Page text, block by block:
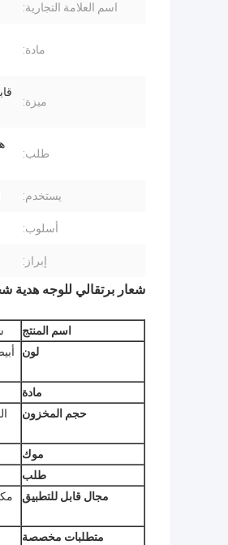
اسم العلامة التجارية:
مادة:
ميزة:
طلب:
يستخدم:
أسلوب:
إبراز:
شعار برتقالي للوجه
اسم المنتج
لون
مادة
حجم المخزون
موك
طلب
مجال قابل للتطبيق
متطلبات مخصصة